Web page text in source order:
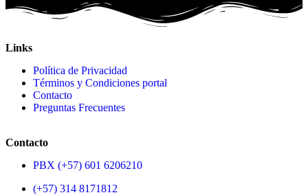
Links
Política de Privacidad
Términos y Condiciones portal
Contacto
Preguntas Frecuentes
Contacto
PBX (+57) 601 6206210
(+57) 314 8171812